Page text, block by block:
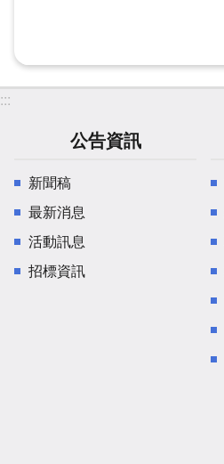
:::
公告資訊
新聞稿
最新消息
活動訊息
招標資訊